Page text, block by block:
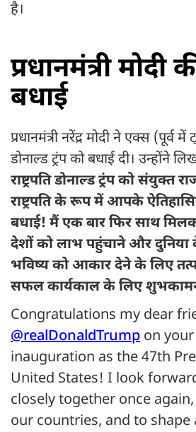
है।
प्रधानमंत्री मोदी
बधाई
प्रधानमंत्री नरेंद्र मोदी ने एक्स (पूर्व
डोनाल्ड ट्रंप को बधाई दी। उन्होंने
राष्ट्रपति डोनाल्ड ट्रंप को संयुक्त
राष्ट्रपति के रूप में आपके
बधाई! मैं एक बार फिर साथ
देशों को लाभ पहुंचाने और दुनिया
भविष्य को आकार देने के लिए
सफल कार्यकाल के लिए
Congratulations my dear
@realDonaldTrump on
inauguration as the 47th
United States! I look
closely together once
our countries, and to